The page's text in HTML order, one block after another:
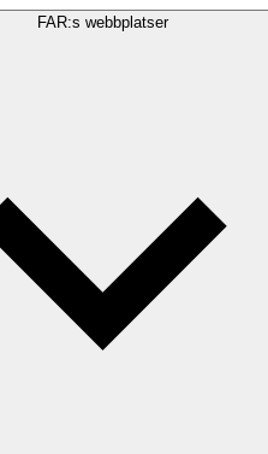
FAR:s webbplatser